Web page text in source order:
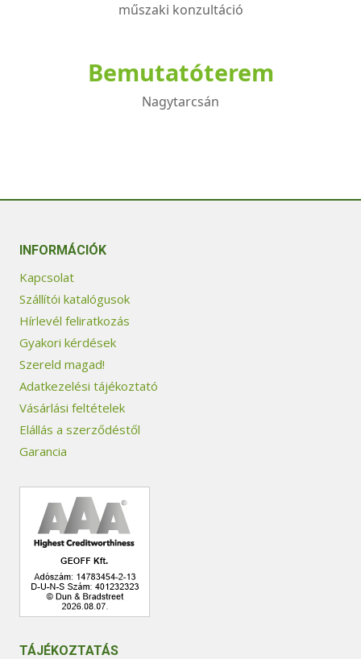
műszaki konzultáció
Bemutatóterem
Nagytarcsán
INFORMÁCIÓK
Kapcsolat
Szállítói katalógusok
Hírlevél feliratkozás
Gyakori kérdések
Szereld magad!
Adatkezelési tájékoztató
Vásárlási feltételek
Elállás a szerződéstől
Garancia
TÁJÉKOZTATÁS